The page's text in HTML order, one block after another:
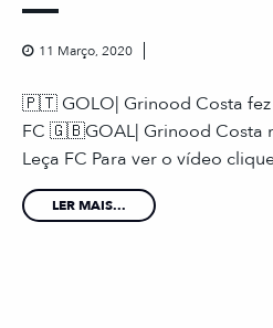
11 Março, 2020
🇵🇹 GOLO| Grinood Costa fez
FC 🇬🇧GOAL| Grinood Costa
Leça FC Para ver o vídeo
LER MAIS...